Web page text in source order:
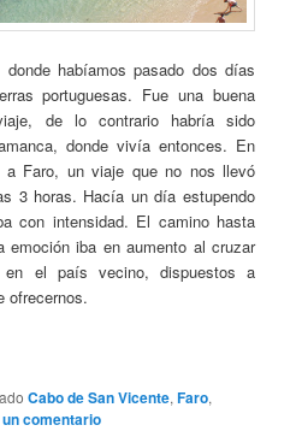
habíamos pasado dos días
portuguesas. Fue una buena
de lo contrario habría sido
donde vivía entonces. En
a Faro, un viaje que no nos llevó
3 horas. Hacía un día estupendo
con intensidad. El camino hasta
emoción iba en aumento al cruzar
en el país vecino, dispuestos a
ofrecernos.
Cabo de San Vicente,Faro,
un comentario